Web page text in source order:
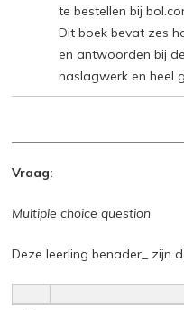
te bestellen bij
Dit boek bevat zes
en antwoorden bij
naslagwerk en heel
Vraag:
Multiple choice question
Deze leerling benader_ zijn